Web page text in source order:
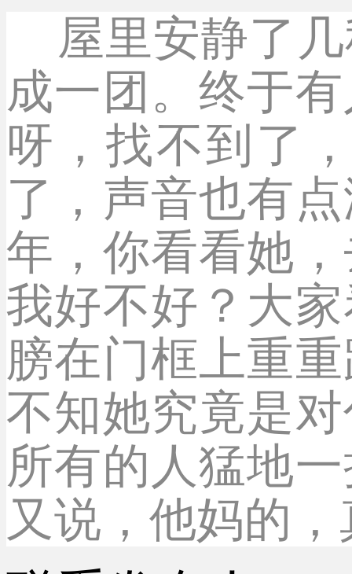
屋里安静了几
成一团。终于
呀，找不到了
了，声音也有
年，你看看她
我好不好？大
膀在门框上重
不知她究竟是
所有的人猛地
又说，他妈的